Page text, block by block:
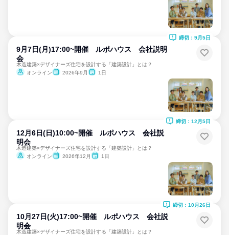
9月7日(月)17:00~開催 ルポハウス 会社説明
会
木造建築×デザイナーズ住宅を設計する「建築設計」とは？
オンライン
2026年9月 1日
締切：9月5日
12月6日(日)10:00~開催 ルポハウス 会社説
明会
木造建築×デザイナーズ住宅を設計する「建築設計」とは？
オンライン
2026年12月 1日
締切：12月5日
10月27日(火)17:00~開催 ルポハウス 会社説
明会
木造建築×デザイナーズ住宅を設計する「建築設計」とは？
締切：10月26日